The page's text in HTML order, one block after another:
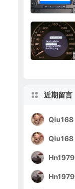
近期留言
Qiu168
Qiu168
Hn1979
Hn1979